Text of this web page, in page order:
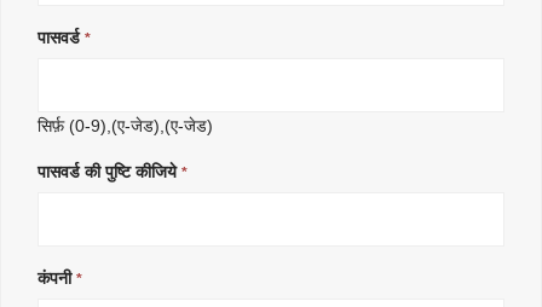
पासवर्ड *
सिर्फ़ (0-9),(ए-जेड),(ए-जेड)
पासवर्ड की पुष्टि कीजिये *
कंपनी *